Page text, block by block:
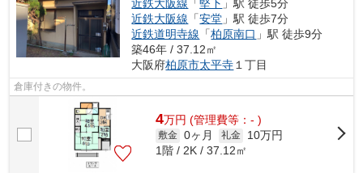
近鉄大阪線 「堅下 」駅 徒歩5分
近鉄大阪線 「安堂 」駅 徒歩7分
近鉄道明寺線 「柏原南口 」駅 徒歩9分
築46年 / 37.12㎡
大阪府柏原市太平寺 １丁目
倉庫付きの物件。
4万円 (管理費等：- )
敷金 0ヶ月 礼金
10万円
1階 / 2K / 37.12㎡